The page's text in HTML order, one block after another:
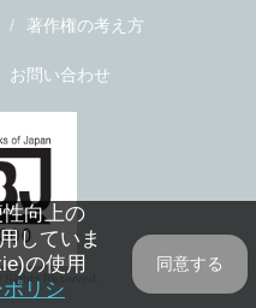
著作権の考え方
お問い合わせ
Reserved.
向上の
していま
の使用
リシ
同意する